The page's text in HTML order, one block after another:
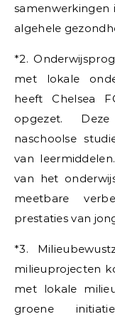
samenwerkingen
algehele
*2.
met lokale
heeft Chelsea
opgezet.
naschoolse
van
van het
meetbare
prestaties van
*3.
milieuprojecten
met lokale
groene